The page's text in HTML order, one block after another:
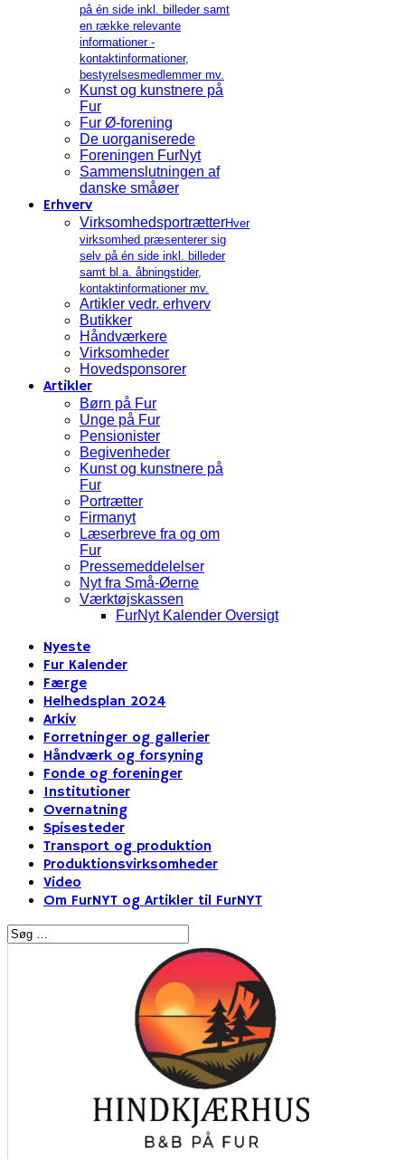
på én side inkl. billeder samt
en række relevante
informationer -
kontaktinformationer,
bestyrelsesmedlemmer mv.
Kunst og kunstnere på
Fur
Fur Ø-forening
De uorganiserede
Foreningen FurNyt
Sammenslutningen af
danske småøer
Erhverv
VirksomhedsportrætterHver
virksomhed præsenterer sig
selv på én side inkl. billeder
samt bl.a. åbningstider,
kontaktinformationer mv.
Artikler vedr. erhverv
Butikker
Håndværkere
Virksomheder
Hovedsponsorer
Artikler
Børn på Fur
Unge på Fur
Pensionister
Begivenheder
Kunst og kunstnere på
Fur
Portrætter
Firmanyt
Læserbreve fra og om
Fur
Pressemeddelelser
Nyt fra Små-Øerne
Værktøjskassen
FurNyt Kalender Oversigt
Nyeste
Fur Kalender
Færge
Helhedsplan 2024
Arkiv
Forretninger og gallerier
Håndværk og forsyning
Fonde og foreninger
Institutioner
Overnatning
Spisesteder
Transport og produktion
Produktionsvirksomheder
Video
Om FurNYT og Artikler til FurNYT